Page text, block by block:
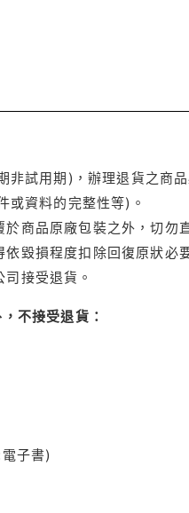
試用期)，辦理退貨之商
或資料的完整性等)。
商品原廠包裝之外，切勿
毀損程度扣除回復原狀必
接受退貨。
不接受退貨：
子書)